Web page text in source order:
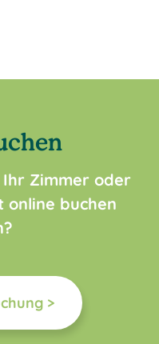
Ihr Zimmer oder
online buchen
>